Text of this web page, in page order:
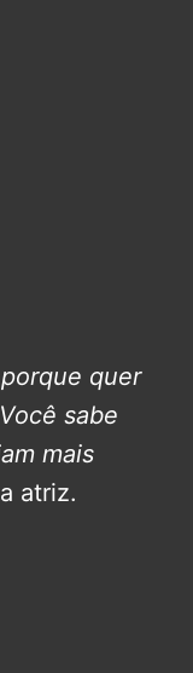
quer
sabe
mais
atriz.